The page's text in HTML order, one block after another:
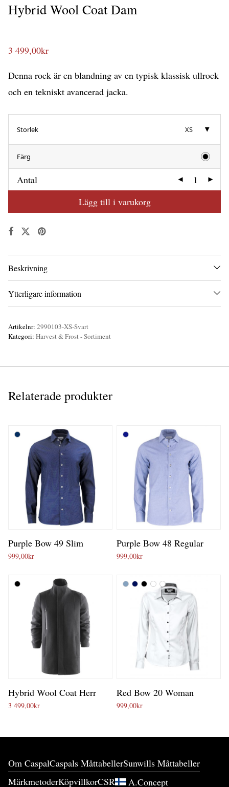
Hybrid Wool Coat Dam
3 499,00kr
Denna rock är en blandning av en typisk klassisk ullrock
och en tekniskt avancerad jacka.
Storlek XS
Färg
Antal
Lägg till i varukorg
Beskrivning
Ytterligare information
Artikelnr: 2990103-XS-Svart
Kategori: Harvest & Frost - Sortiment
Relaterade produkter
Purple Bow 49 Slim
999,00kr
Purple Bow 48 Regular
999,00kr
Hybrid Wool Coat Herr
3 499,00kr
Red Bow 20 Woman
999,00kr
Om CaspalCaspals MåttabellerSunwills Måttabeller
MärkmetoderKöpvillkorCSR A.Concept